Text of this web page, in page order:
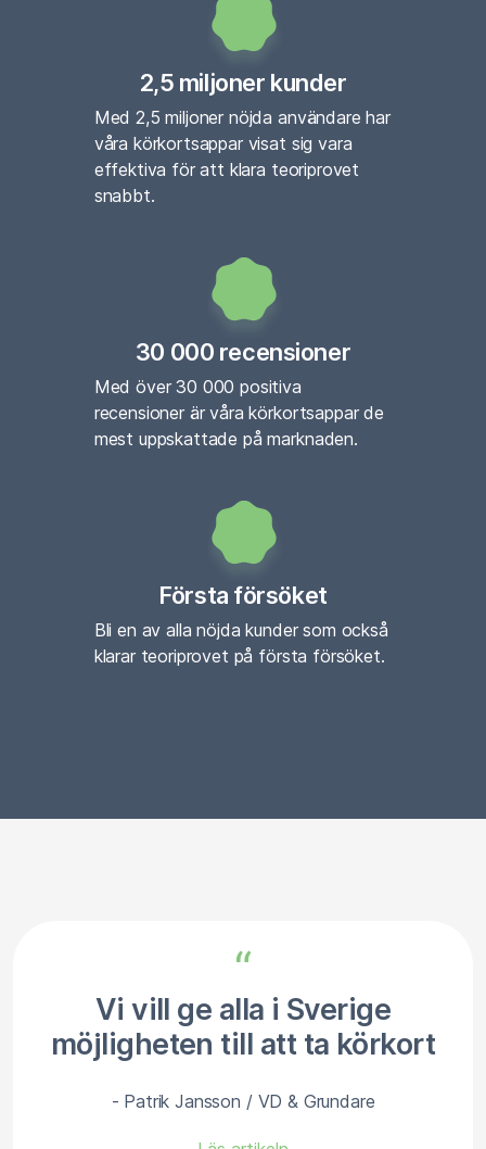
2,5 miljoner kunder
Med 2,5 miljoner nöjda användare har
våra körkortsappar visat sig vara
effektiva för att klara teoriprovet
snabbt.
30 000 recensioner
Med över 30 000 positiva
recensioner är våra körkortsappar de
mest uppskattade på marknaden.
Första försöket
Bli en av alla nöjda kunder som också
klarar teoriprovet på första försöket.
“
Vi vill ge alla i Sverige
möjligheten till att ta körkort
- Patrik Jansson / VD & Grundare